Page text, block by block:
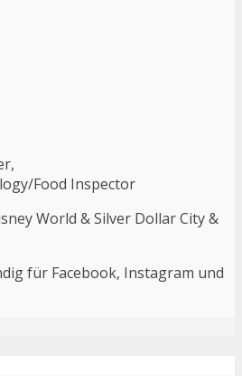
Food Inspector
World & Silver Dollar City &
für Facebook, Instagram und